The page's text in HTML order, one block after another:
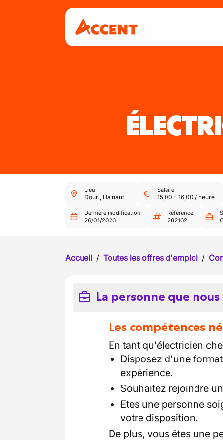
Lieu
Dour , Hainaut
Salaire
15,00 - 16,00 / heure
Dernière modification
26/01/2026
Référence
282162
Accueil / Toutes les offres d'emploi /
La personne que
Les compétences
En tant qu'électricien
Disposez d'une
expérience.
Souhaitez rejoindre
Etes une personne
votre disposition.
De plus, vous êtes une